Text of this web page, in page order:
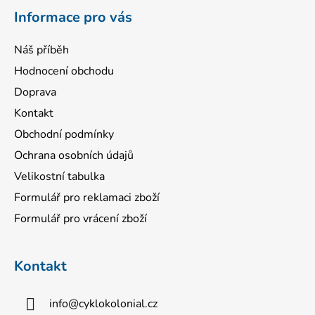
Informace pro vás
Náš příběh
Hodnocení obchodu
Doprava
Kontakt
Obchodní podmínky
Ochrana osobních údajů
Velikostní tabulka
Formulář pro reklamaci zboží
Formulář pro vrácení zboží
Kontakt
info@cyklokolonial.cz